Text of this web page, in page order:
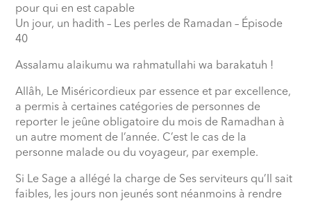
pour qui en est capable
Un jour, un hadith – Les perles de Ramadan – Épisode
40
Assalamu alaikumu wa rahmatullahi wa barakatuh !
Allâh, Le Miséricordieux par essence et par excellence,
a permis à certaines catégories de personnes de
reporter le jeûne obligatoire du mois de Ramadhan à
un autre moment de l’année. C’est le cas de la
personne malade ou du voyageur, par exemple.
Si Le Sage a allégé la charge de Ses serviteurs qu’Il sait
faibles, les jours non jeunés sont néanmoins à rendre